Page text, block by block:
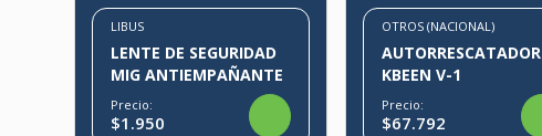
LIBUS
LENTE DE SEGURIDAD
MIG ANTIEMPAÑANTE
Precio:
$1.950
OTROS (NACIONAL)
AUTORRESCATADOR
KBEEN V-1
Precio:
$67.792